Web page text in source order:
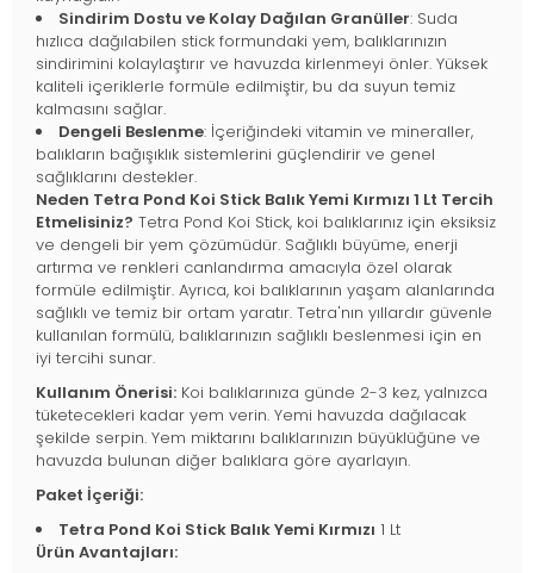
Sindirim Dostu ve Kolay Dağılan Granüller: Suda
hızlıca dağılabilen stick formundaki yem, balıklarınızın
sindirimini kolaylaştırır ve havuzda kirlenmeyi önler. Yüksek
kaliteli içeriklerle formüle edilmiştir, bu da suyun temiz
kalmasını sağlar.
Dengeli Beslenme: İçeriğindeki vitamin ve mineraller,
balıkların bağışıklık sistemlerini güçlendirir ve genel
sağlıklarını destekler.
Neden Tetra Pond Koi Stick Balık Yemi Kırmızı 1 Lt Tercih
Etmelisiniz? Tetra Pond Koi Stick, koi balıklarınız için eksiksiz
ve dengeli bir yem çözümüdür. Sağlıklı büyüme, enerji
artırma ve renkleri canlandırma amacıyla özel olarak
formüle edilmiştir. Ayrıca, koi balıklarının yaşam alanlarında
sağlıklı ve temiz bir ortam yaratır. Tetra'nın yıllardır güvenle
kullanılan formülü, balıklarınızın sağlıklı beslenmesi için en
iyi tercihi sunar.
Kullanım Önerisi: Koi balıklarınıza günde 2-3 kez, yalnızca
tüketecekleri kadar yem verin. Yemi havuzda dağılacak
şekilde serpin. Yem miktarını balıklarınızın büyüklüğüne ve
havuzda bulunan diğer balıklara göre ayarlayın.
Paket İçeriği:
Tetra Pond Koi Stick Balık Yemi Kırmızı 1 Lt
Ürün Avantajları: